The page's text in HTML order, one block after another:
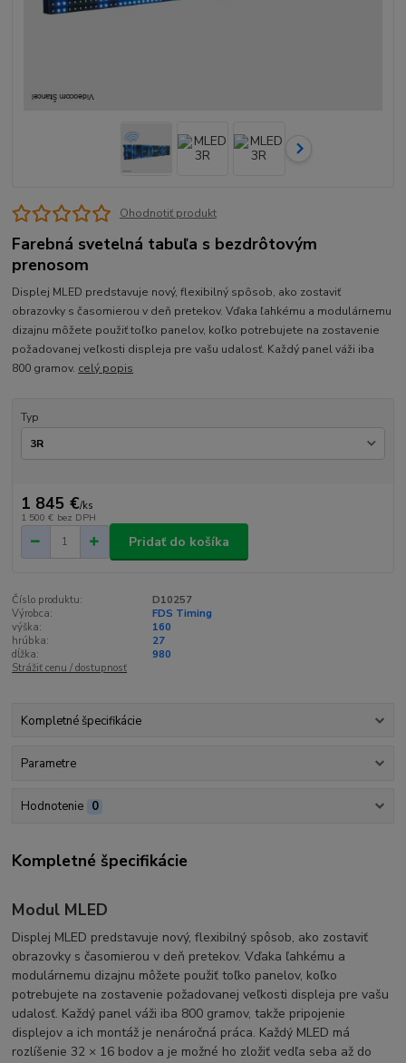
Ohodnotiť produkt
Farebná svetelná tabuľa s bezdrôtovým
prenosom
Displej MLED predstavuje nový, flexibilný spôsob, ako zostaviť
obrazovky s časomierou v deň pretekov. Vďaka ľahkému a modulárnemu
dizajnu môžete použiť toľko panelov, koľko potrebujete na zostavenie
požadovanej veľkosti displeja pre vašu udalosť. Každý panel váži iba
800 gramov. celý popis
Typ
1 845 €/ks
1 500 € bez DPH
Pridať do košíka
Číslo produktu:
D10257
Výrobca:
FDS Timing
výška:
160
hrúbka:
27
dĺžka:
980
Strážiť cenu / dostupnosť
Kompletné špecifikácie
Parametre
Hodnotenie 0
Kompletné špecifikácie
Modul MLED
Displej MLED predstavuje nový, flexibilný spôsob, ako zostaviť
obrazovky s časomierou v deň pretekov. Vďaka ľahkému a
modulárnemu dizajnu môžete použiť toľko panelov, koľko
potrebujete na zostavenie požadovanej veľkosti displeja pre vašu
udalosť. Každý panel váži iba 800 gramov, takže pripojenie
displejov a ich montáž je nenáročná práca. Každý MLED má
rozlíšenie 32 × 16 bodov a je možné ho zložiť vedľa seba až do